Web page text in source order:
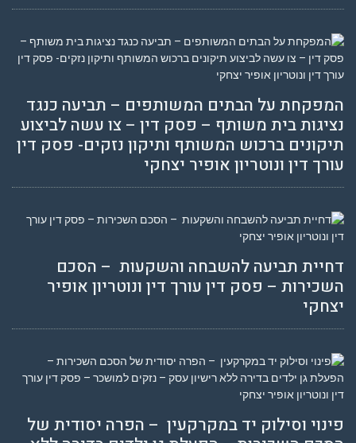
המפקחת על הבתים המשותפים – תביעה כנגד
נציגות בית משותף – פסק דין – צו עשה לביצוע
תיקונים ברכוש המשותף ותיקון נזקים- פסק דין
עורך דין ונוטריון אופיר יצחקי
דחיית תביעה להשבחה והשקעות – הסכם
השכירות – פסק דין עורך דין ונוטריון אופיר
יצחקי
פינוי וסילוק יד במקרקעין – הפרה יסודית של